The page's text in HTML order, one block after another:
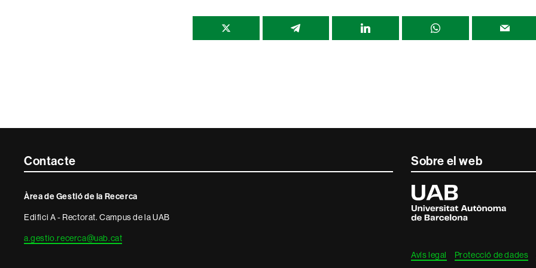
Compartir
Contacte
informació
legal
Contacte
Àrea de Gestió de la Recerca
Edifici A - Rectorat. Campus de la UAB
a.gestio.recerca@uab.cat
Sobre el web
Universitat
Autònoma
de
Barcelona
Avís legal Protecció de dades